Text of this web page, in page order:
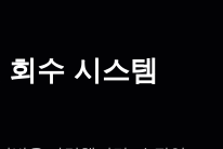
수 시스템